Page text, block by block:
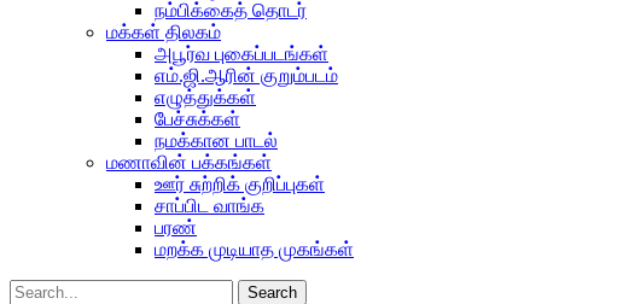
நம்பிக்கைத் தொடர்
மக்கள் திலகம்
அபூர்வ புகைப்படங்கள்
எம்.ஜி.ஆரின் குறும்படம்
எழுத்துக்கள்
பேச்சுக்கள்
நமக்கான பாடல்
மணாவின் பக்கங்கள்
ஊர் சுற்றிக் குறிப்புகள்
சாப்பிட வாங்க
பரண்
மறக்க முடியாத முகங்கள்